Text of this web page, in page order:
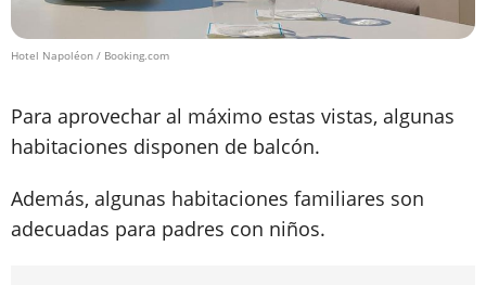
Hotel Napoléon / Booking.com
Para aprovechar al máximo estas vistas, algunas
habitaciones disponen de balcón.
Además, algunas habitaciones familiares son
adecuadas para padres con niños.